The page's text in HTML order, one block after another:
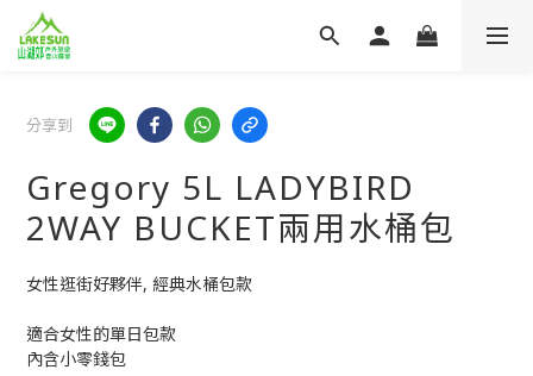
分享到
Gregory 5L LADYBIRD
2WAY BUCKET兩用水桶包
女性逛街好夥伴, 經典水桶包款
適合女性的單日包款
內含小零錢包